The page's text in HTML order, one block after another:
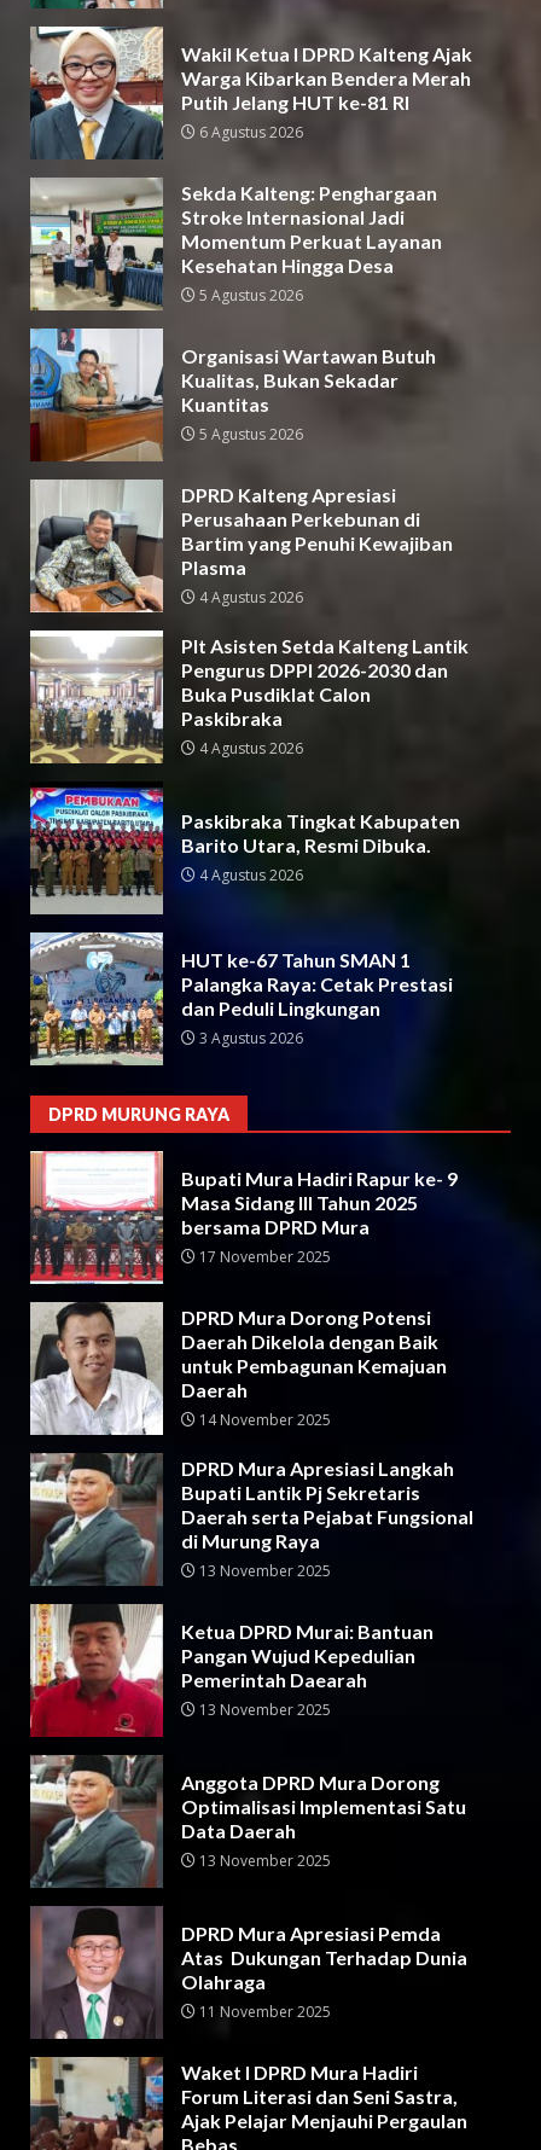
Wakil Ketua I DPRD Kalteng Ajak
Warga Kibarkan Bendera Merah
Putih Jelang HUT ke-81 RI
6 Agustus 2026
Sekda Kalteng: Penghargaan
Stroke Internasional Jadi
Momentum Perkuat Layanan
Kesehatan Hingga Desa
5 Agustus 2026
Organisasi Wartawan Butuh
Kualitas, Bukan Sekadar
Kuantitas
5 Agustus 2026
DPRD Kalteng Apresiasi
Perusahaan Perkebunan di
Bartim yang Penuhi Kewajiban
Plasma
4 Agustus 2026
Plt Asisten Setda Kalteng Lantik
Pengurus DPPI 2026-2030 dan
Buka Pusdiklat Calon
Paskibraka
4 Agustus 2026
Paskibraka Tingkat Kabupaten
Barito Utara, Resmi Dibuka.
4 Agustus 2026
HUT ke-67 Tahun SMAN 1
Palangka Raya: Cetak Prestasi
dan Peduli Lingkungan
3 Agustus 2026
DPRD MURUNG RAYA
Bupati Mura Hadiri Rapur ke- 9
Masa Sidang III Tahun 2025
bersama DPRD Mura
17 November 2025
DPRD Mura Dorong Potensi
Daerah Dikelola dengan Baik
untuk Pembagunan Kemajuan
Daerah
14 November 2025
DPRD Mura Apresiasi Langkah
Bupati Lantik Pj Sekretaris
Daerah serta Pejabat Fungsional
di Murung Raya
13 November 2025
Ketua DPRD Murai: Bantuan
Pangan Wujud Kepedulian
Pemerintah Daearah
13 November 2025
Anggota DPRD Mura Dorong
Optimalisasi Implementasi Satu
Data Daerah
13 November 2025
DPRD Mura Apresiasi Pemda
Atas Dukungan Terhadap Dunia
Olahraga
11 November 2025
Waket I DPRD Mura Hadiri
Forum Literasi dan Seni Sastra,
Ajak Pelajar Menjauhi Pergaulan
Bebas